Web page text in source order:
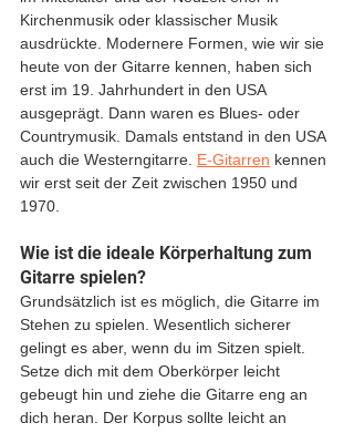
Kirchenmusik oder klassischer Musik
ausdrückte. Modernere Formen, wie wir sie
heute von der Gitarre kennen, haben sich
erst im 19. Jahrhundert in den USA
ausgeprägt. Dann waren es Blues- oder
Countrymusik. Damals entstand in den USA
auch die Westerngitarre. E-Gitarren kennen
wir erst seit der Zeit zwischen 1950 und
1970.
Wie ist die ideale Körperhaltung zum
Gitarre spielen?
Grundsätzlich ist es möglich, die Gitarre im
Stehen zu spielen. Wesentlich sicherer
gelingt es aber, wenn du im Sitzen spielt.
Setze dich mit dem Oberkörper leicht
gebeugt hin und ziehe die Gitarre eng an
dich heran. Der Korpus sollte leicht an